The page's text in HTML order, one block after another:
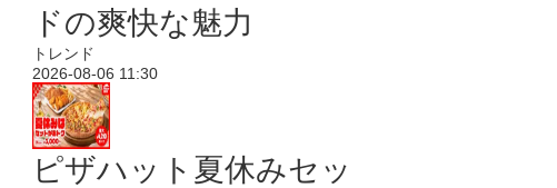
ドの爽快な魅力
トレンド
2026-08-06 11:30
ピザハット夏休みセッ